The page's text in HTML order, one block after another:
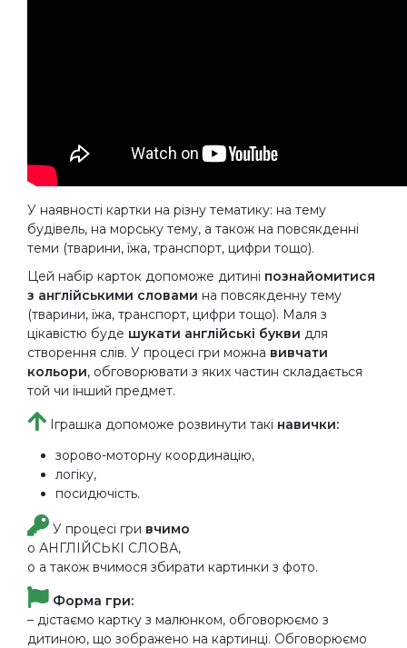
У наявності картки на різну тематику: на тему
будівель, на морську тему, а також на повсякденні
теми (тварини, їжа, транспорт, цифри тощо).
Цей набір карток допоможе дитині познайомитися
з англійськими словами на повсякденну тему
(тварини, їжа, транспорт, цифри тощо). Маля з
цікавістю буде шукати англійські букви для
створення слів. У процесі гри можна вивчати
кольори, обговорювати з яких частин складається
той чи інший предмет.
Іграшка допоможе розвинути такі навички:
зорово-моторну координацію,
логіку,
посидючість.
У процесі гри вчимо
o АНГЛІЙСЬКІ СЛОВА,
o а також вчимося збирати картинки з фото.
Форма гри:
– дістаємо картку з малюнком, обговорюємо з
дитиною, що зображено на картинці. Обговорюємо